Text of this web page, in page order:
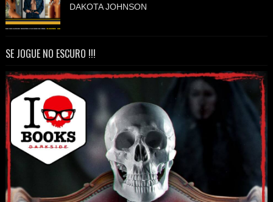
DAKOTA JOHNSON
SE JOGUE NO ESCURO !!!